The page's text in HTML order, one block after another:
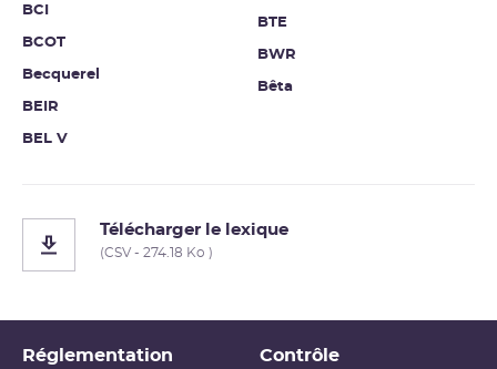
BCI
BCOT
Becquerel
BEIR
BEL V
BTE
BWR
Bêta
Télécharger le lexique
(CSV - 274.18 Ko )
Réglementation Contrôle